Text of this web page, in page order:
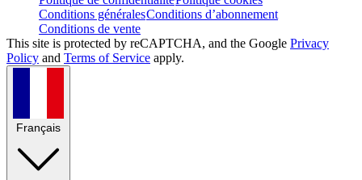
Conditions généralesConditions d’abonnement
Conditions de vente
This site is protected by reCAPTCHA, and the Google Privacy
Policy and Terms of Service apply.
Français